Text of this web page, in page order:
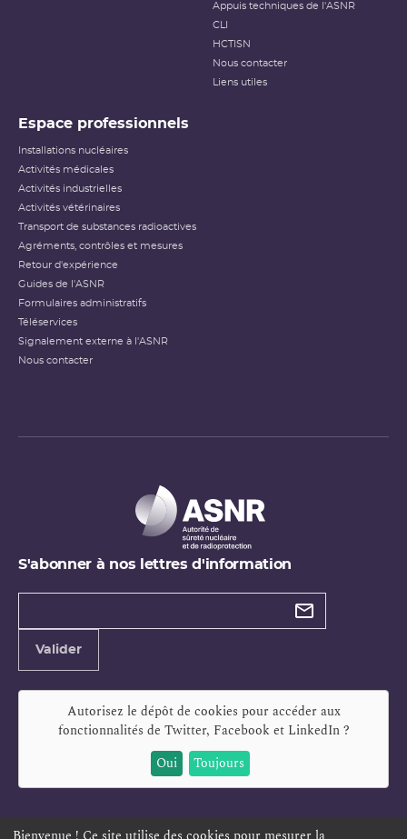
Appuis techniques de l'ASNR
CLI
HCTISN
Nous contacter
Liens utiles
Espace professionnels
Installations nucléaires
Activités médicales
Activités industrielles
Activités vétérinaires
Transport de substances radioactives
Agréments, contrôles et mesures
Retour d'expérience
Guides de l'ASNR
Formulaires administratifs
Téléservices
Signalement externe à l'ASNR
Nous contacter
S'abonner à nos lettres d'information
Types de
Valider
Autorisez le dépôt de cookies pour accéder aux
fonctionnalités de Twitter, Facebook et LinkedIn?
Oui
Toujours